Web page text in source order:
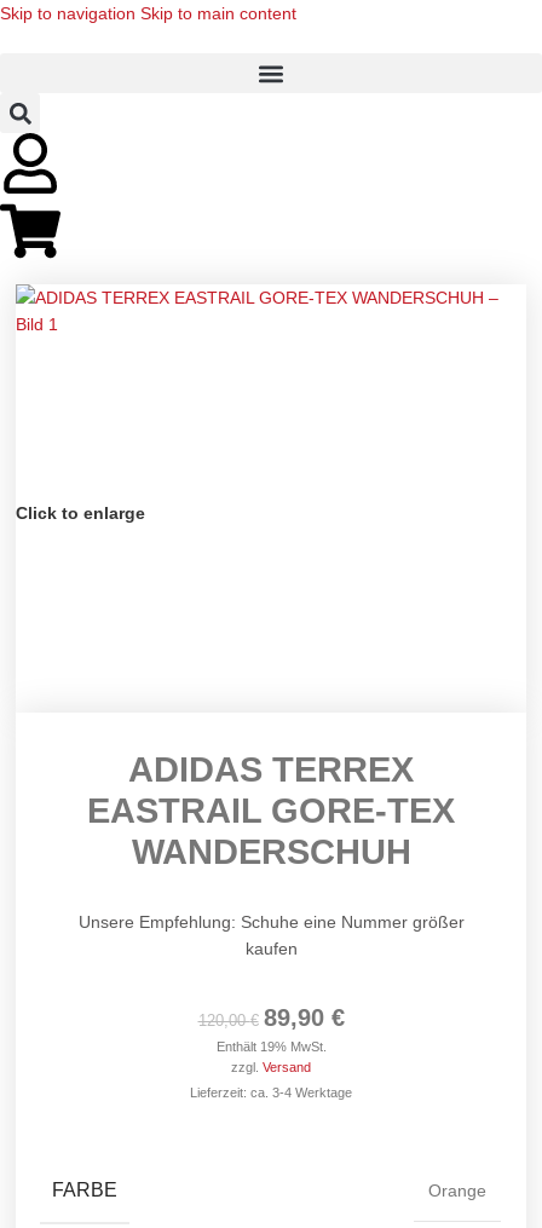
Skip to navigation Skip to main content
Click to enlarge
ADIDAS TERREX
EASTRAIL GORE-TEX
WANDERSCHUH
Unsere Empfehlung: Schuhe eine Nummer größer
kaufen
120,00€ 89,90 €
Enthält 19% MwSt.
zzgl. Versand
Lieferzeit: ca. 3-4 Werktage
FARBE Orange